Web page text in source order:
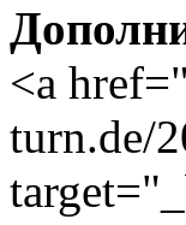
<a
turn.de/